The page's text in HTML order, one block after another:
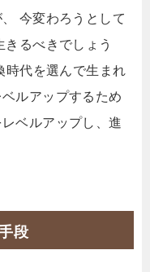
今変わろうとして
るべきでしょう
時代を選んで生まれ
ルアップするため
ベルアップし、進
段